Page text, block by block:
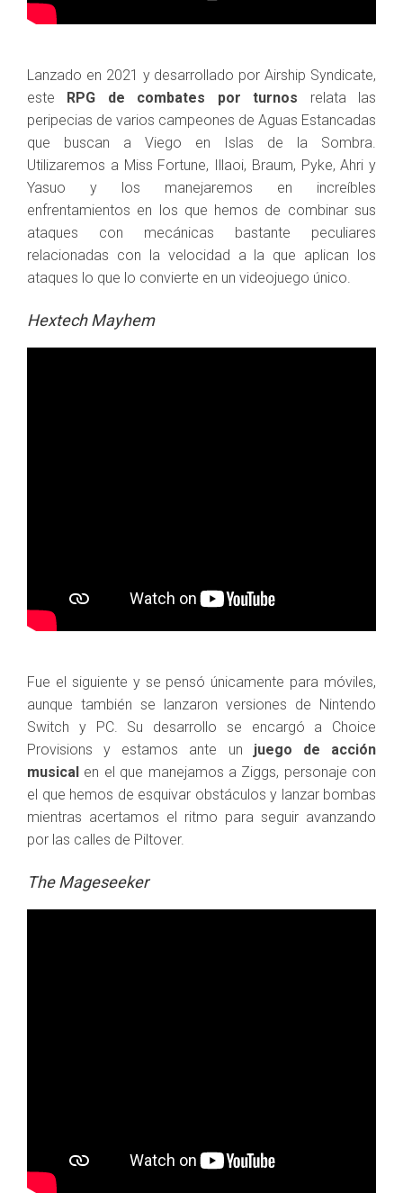
Lanzado en 2021 y desarrollado por Airship Syndicate,
este
RPG de combates por turnos relata las
peripecias de varios campeones de Aguas Estancadas
que buscan a Viego en Islas de la Sombra.
Utilizaremos a Miss Fortune, Illaoi, Braum, Pyke, Ahri y
Yasuo y los manejaremos en increíbles
enfrentamientos en los que hemos de combinar sus
ataques con mecánicas bastante peculiares
relacionadas con la velocidad a la que aplican los
ataques lo que lo convierte en un videojuego único.
Hextech Mayhem
Fue el siguiente y se pensó únicamente para móviles,
aunque también se lanzaron versiones de Nintendo
Switch y PC. Su desarrollo se encargó a Choice
Provisions y estamos ante un juego de acción
musical en el que manejamos a Ziggs, personaje con
el que hemos de esquivar obstáculos y lanzar bombas
mientras acertamos el ritmo para seguir avanzando
por las calles de Piltover.
The Mageseeker